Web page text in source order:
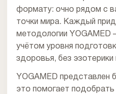
формату: очно рядом с
точки мира. Каждый
методологии
учётом уровня
здоровья, без эзотерики
YOGAMED представлен
это помогает